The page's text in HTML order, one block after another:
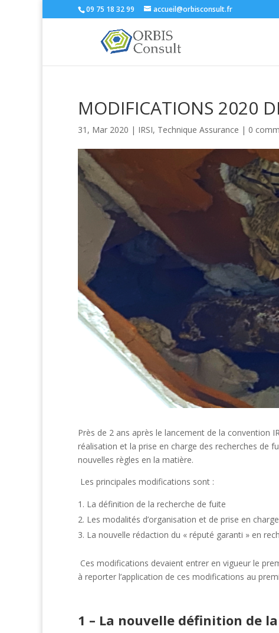
09 75 18 32 99 accueil@orbisconsult.fr
MODIFICATIONS 2020
31, Mar 2020 | IRSI, Technique Assurance | 0
Près de 2 ans après le lancement de la convention
réalisation et la prise en charge des recherches de
nouvelles règles en la matière.
Les principales modifications sont :
La définition de la recherche de fuite
Les modalités d’organisation et de prise en charge
La nouvelle rédaction du « réputé garanti » en
Ces modifications devaient entrer en vigueur le
à reporter l’application de ces modifications au
1 – La nouvelle définition de